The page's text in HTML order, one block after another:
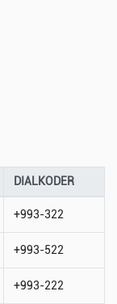
DIALKODER
+993-322
+993-522
+993-222